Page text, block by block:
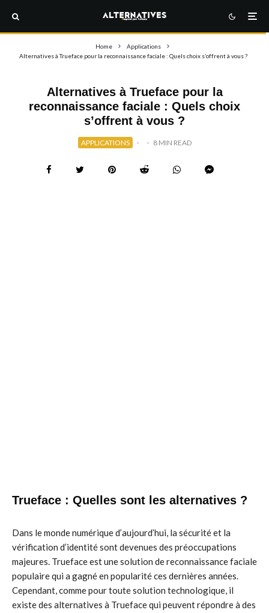
Home
Applications
Alternatives à Trueface pour la reconnaissance faciale : Quels choix s’offrent à vous ?
Alternatives à Trueface pour la
reconnaissance faciale : Quels choix
s’offrent à vous ?
APPLICATIONS · · 8 MIN READ
Trueface : Quelles sont les alternatives ?
Dans le monde numérique d’aujourd’hui, la sécurité et la
vérification d’identité sont devenues des préoccupations
majeures. Trueface est une solution de reconnaissance faciale
populaire qui a gagné en popularité ces dernières années.
Cependant, comme pour toute solution technologique, il
existe des alternatives à Trueface qui peuvent répondre à des